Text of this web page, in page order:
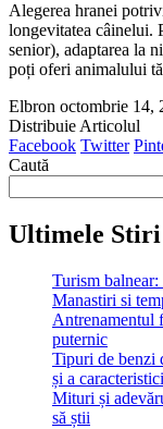
Alegerea hranei
longevitatea câinelui.
senior), adaptarea la
poți oferi animalului
Elbron octombrie 14,
Distribuie Articolul
Facebook Twitter
Caută
Ultimele Stiri
Turism
Manastiri si
Antrenamentul
puternic
Tipuri de benzi
și a
Mituri și
să știi